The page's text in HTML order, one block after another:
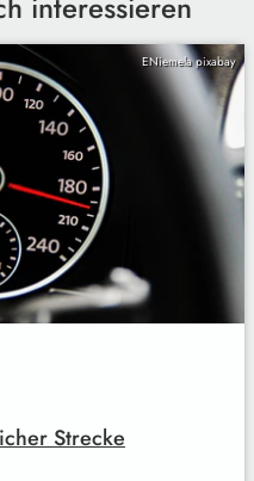
ENiemela pixabay
Strecke